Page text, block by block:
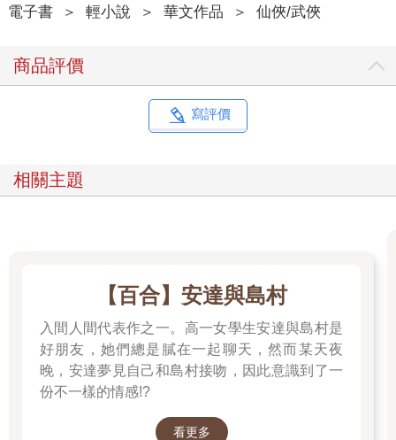
電子書 ＞ 輕小說 ＞ 華文作品 ＞ 仙俠/武俠
商品評價
寫評價
相關主題
【百合】安達與島村
入間人間代表作之一。高一女學生安達與島村是
好朋友，她們總是膩在一起聊天，然而某天夜
晚，安達夢見自己和島村接吻，因此意識到了一
份不一樣的情感!?
看更多